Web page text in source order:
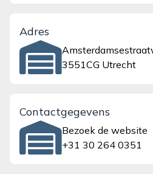
Adres
3551CG Utrecht
Contactgegevens
Bezoek de website
+31 30 264 0351